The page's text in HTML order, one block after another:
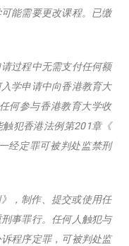
能需要更改课程。已缴
过程中无需支付任何额
学申请中向香港教育大
何参与香港教育大学收
犯香港法例第201章《
经定罪可被判处监禁刑
，制作、提交或使用任
事罪行。任何人触犯与
程序定罪，可被判处监